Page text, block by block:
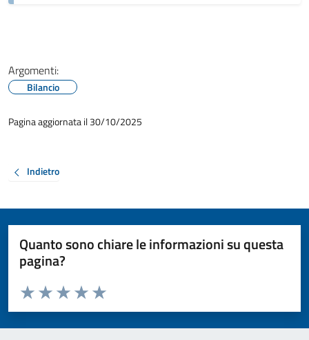
Argomenti:
Bilancio
Pagina aggiornata il 30/10/2025
Indietro
Quanto sono chiare le informazioni su questa
pagina?
Valuta da 1 a 5 stelle la pagina
Valuta 5 stelle su 5
Valuta 4 stelle su 5
Valuta 3 stelle su 5
Valuta 2 stelle su 5
Valuta 1 stelle su 5